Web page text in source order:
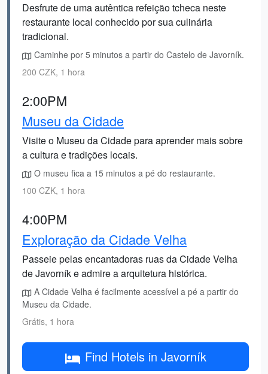
Desfrute de uma autêntica refeição tcheca neste
restaurante local conhecido por sua culinária
tradicional.
Caminhe por 5 minutos a partir do Castelo de Javorník.
200 CZK, 1 hora
2:00PM
Museu da Cidade
Visite o Museu da Cidade para aprender mais sobre
a cultura e tradições locais.
O museu fica a 15 minutos a pé do restaurante.
100 CZK, 1 hora
4:00PM
Exploração da Cidade Velha
Passeie pelas encantadoras ruas da Cidade Velha
de Javorník e admire a arquitetura histórica.
A Cidade Velha é facilmente acessível a pé a partir do
Museu da Cidade.
Grátis, 1 hora
Find Hotels in Javorník